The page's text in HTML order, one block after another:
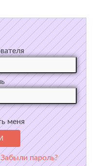
меня
Забыли пароль?